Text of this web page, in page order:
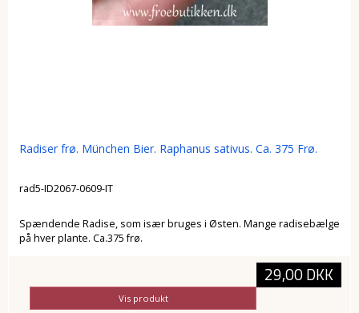
Radiser frø. München Bier. Raphanus sativus. Ca. 375 Frø.
rad5-ID2067-0609-IT
Spændende Radise, som især bruges i Østen. Mange radisebælge
på hver plante. Ca.375 frø.
29,00 DKK
Vis produkt